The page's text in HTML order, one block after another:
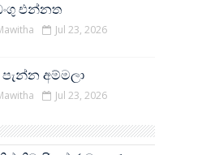
එන්නත
Jul 23, 2026
පැන්න අම්මලා
Jul 23, 2026